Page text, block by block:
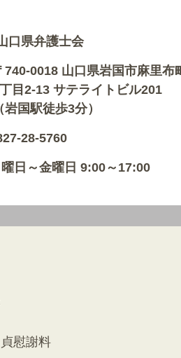
口県弁護士会
740-0018 山口県岩国市麻里布町
目2-13 サテライトビル201
（岩国駅徒歩3分）
28-5760
曜日～金曜日 9:00～17:00
慰謝料